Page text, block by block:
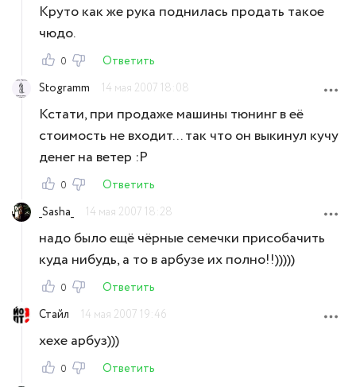
Круто как же рука поднилась продать такое
чюдо.
0
Ответить
Stogramm
14 мая 2007 18:08
Кстати, при продаже машины тюнинг в её
стоимость не входит... так что он выкинул кучу
денег на ветер :Р
0
Ответить
_Sasha_
14 мая 2007 18:28
надо было ещё чёрные семечки присобачить
куда нибудь, а то в арбузе их полно!!)))))
0
Ответить
Стайл
14 мая 2007 19:46
хехе арбуз)))
0
Ответить